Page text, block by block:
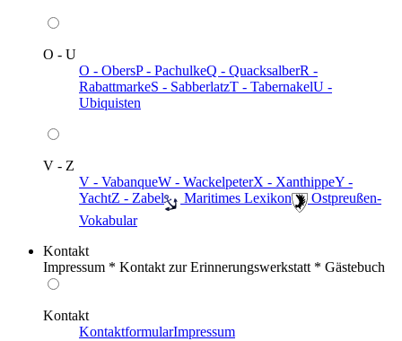
O - U
O - ObersP - PachulkeQ - QuacksalberR -
RabattmarkeS - SabberlatzT - TabernakelU -
Ubiquisten
V - Z
V - VabanqueW - WackelpeterX - XanthippeY -
YachtZ - Zabel ️ Maritimes Lexikon
️ Ostpreußen-
Vokabular
Kontakt
Impressum * Kontakt zur Erinnerungswerkstatt * Gästebuch
Kontakt
KontaktformularImpressum